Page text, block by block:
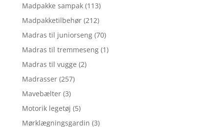
Madpakke sampak (113)
Madpakketilbehør (212)
Madras til juniorseng (70)
Madras til tremmeseng (1)
Madras til vugge (2)
Madrasser (257)
Mavebælter (3)
Motorik legetøj (5)
Mørklægningsgardin (3)